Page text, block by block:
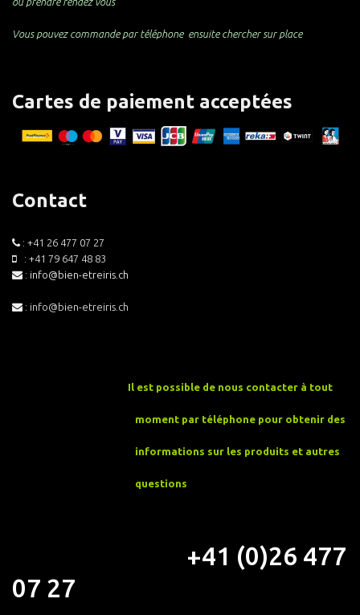
Vous pouvez commande par téléphone ensuite chercher sur place
Cartes de paiement acceptées
Contact
: +41 26 477 07 27
: +41 79 647 48 83
: info@bien-etreiris.ch
: info@bien-etreiris.ch
Il est possible de nous contacter à tout
moment par téléphone pour obtenir des
informations sur les produits et autres
questions
+41 (0)26 477
07 27